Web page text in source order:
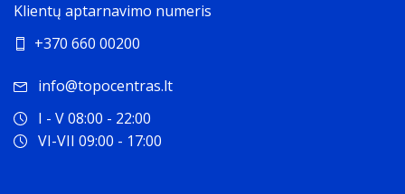
Klientų aptarnavimo numeris
+370 660 00200
info@topocentras.lt
I - V 08:00 - 22:00
VI-VII 09:00 - 17:00